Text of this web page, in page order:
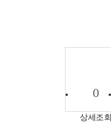
0
상세조회